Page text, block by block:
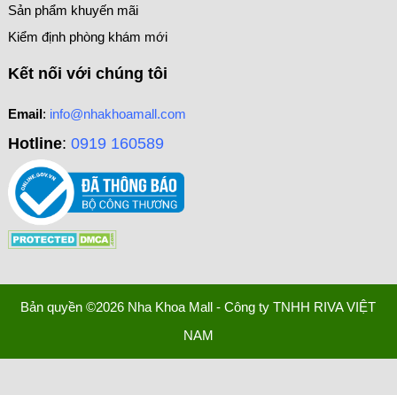
Sản phẩm khuyến mãi
Kiểm định phòng khám mới
Kết nối với chúng tôi
Email: info@nhakhoamall.com
Hotline: 0919 160589
Bản quyền ©2026 Nha Khoa Mall - Công ty TNHH RIVA VIỆT
NAM